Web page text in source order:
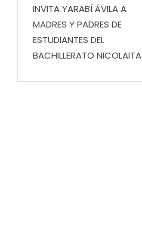
INVITA YARABÍ ÁVILA A
MADRES Y PADRES DE
ESTUDIANTES DEL
BACHILLERATO NICOLAITA